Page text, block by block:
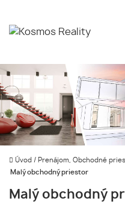
Úvod / Prenájom, Obchodné
Malý obchodný priestor
Malý obchodný